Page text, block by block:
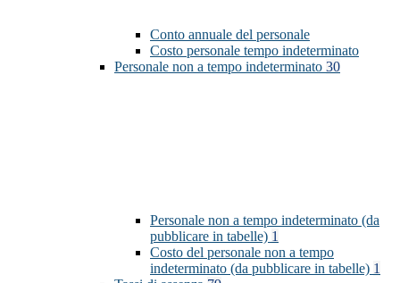
Conto annuale del personale
Costo personale tempo indeterminato
Personale non a tempo indeterminato 30
Personale non a tempo indeterminato (da
pubblicare in tabelle) 1
Costo del personale non a tempo
indeterminato (da pubblicare in tabelle) 1